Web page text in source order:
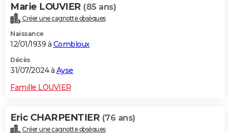
Marie LOUVIER (85 ans)
Créer une cagnotte obsèques
Naissance
12/01/1939 à Combloux
Décès
31/07/2024 à Ayse
Famille LOUVIER
Eric CHARPENTIER (76 ans)
Créer une cagnotte obsèques